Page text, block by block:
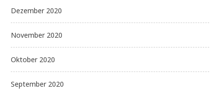
Dezember 2020
November 2020
Oktober 2020
September 2020